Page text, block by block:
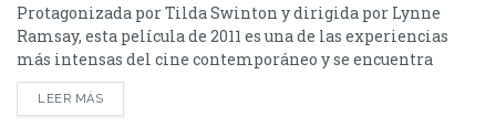
Protagonizada por Tilda Swinton y dirigida por Lynne
Ramsay, esta película de 2011 es una de las experiencias
más intensas del cine contemporáneo y se encuentra
disponible en streaming. Hay películas que entretienen y
otras que dejan una marca difícil de borrar. Tenemos que
LEER MÁS